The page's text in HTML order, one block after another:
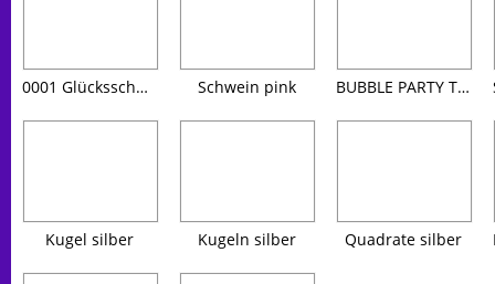
0001 Glücksschwein Schwein pink BUBBLE PARTY TIME durchsichtig 61cm
Kugel silber Kugeln silber Quadrate silber